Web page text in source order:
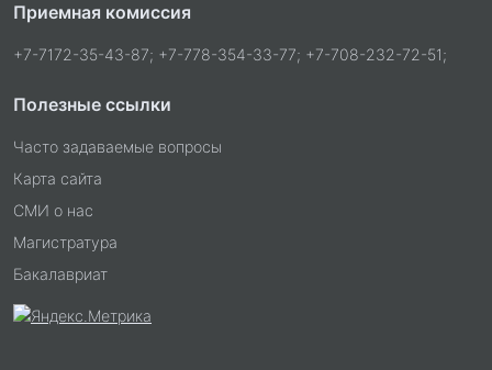
Приемная комиссия
+7-7172-35-43-87; +7-778-354-33-77; +7-708-232-72-51;
Полезные ссылки
Часто задаваемые вопросы
Карта сайта
СМИ о нас
Магистратура
Бакалавриат